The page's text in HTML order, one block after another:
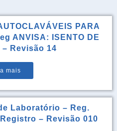
PARA
ANVISA: ISENTO DE
– Revisão 14
mais
Laboratório – Reg.
– Revisão 010